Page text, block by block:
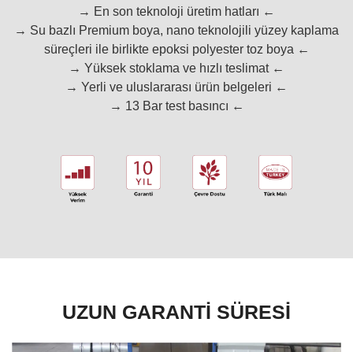
→ En son teknoloji üretim hatları ←
→ Su bazlı Premium boya, nano teknolojili yüzey kaplama
süreçleri ile birlikte epoksi polyester toz boya ←
→ Yüksek stoklama ve hızlı teslimat ←
→ Yerli ve uluslararası ürün belgeleri ←
→ 13 Bar test basıncı ←
UZUN GARANTİ SÜRESİ